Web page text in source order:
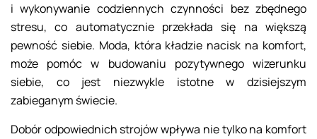
i wykonywanie codziennych czynności bez zbędnego
stresu, co automatycznie przekłada się na większą
pewność siebie. Moda, która kładzie nacisk na komfort,
może pomóc w budowaniu pozytywnego wizerunku
siebie, co jest niezwykle istotne w dzisiejszym
zabieganym świecie.
Dobór odpowiednich strojów wpływa nie tylko na komfort